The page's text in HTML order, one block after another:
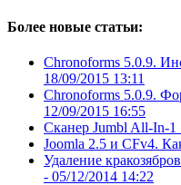
Более новые статьи:
Chronoforms 5.0.9.
18/09/2015 13:11
Chronoforms 5.0.9.
12/09/2015 16:55
Сканер Jumbl All-In-1
Joomla 2.5 и CFv4.
Удаление
- 05/12/2014 14:22